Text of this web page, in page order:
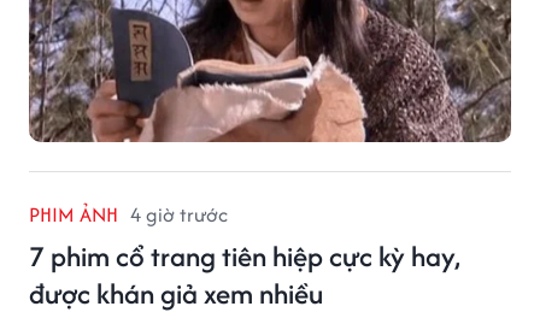
PHIM ẢNH 4 giờ trước
7 phim cổ trang tiên hiệp cực kỳ hay,
được khán giả xem nhiều